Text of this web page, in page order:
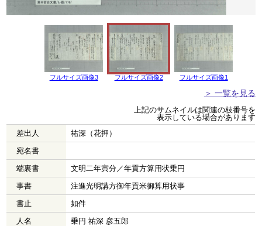
フルサイズ画像3 フルサイズ画像2 フルサイズ画像1
＞ 一覧を見る
上記のサムネイルは関連の枝番号を
表示している場合があります
差出人
祐深（花押）
宛名書
端裏書
文明二年寅分／年貢方算用状乗円
事書
注進光明講方御年貢米御算用状事
書止
如件
人名
乗円 祐深 彦五郎